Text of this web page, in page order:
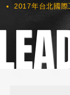
2017年台北國